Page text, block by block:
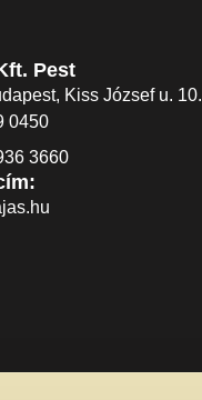
Pest
Kiss József u. 10.
0450
3660